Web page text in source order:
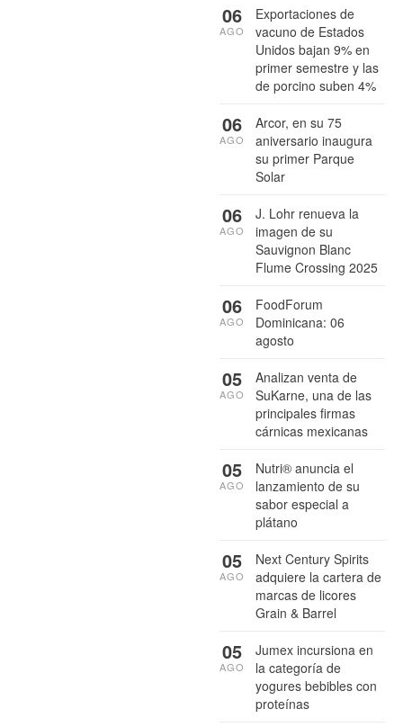
Exportaciones de
vacuno de Estados
Unidos bajan 9% en
primer semestre y las
de porcino suben 4%
06
AGO
Arcor, en su 75
aniversario inaugura
su primer Parque
Solar
06
AGO
J. Lohr renueva la
imagen de su
Sauvignon Blanc
Flume Crossing 2025
06
AGO
FoodForum
Dominicana: 06
agosto
06
AGO
Analizan venta de
SuKarne, una de las
principales firmas
cárnicas mexicanas
05
AGO
Nutri® anuncia el
lanzamiento de su
sabor especial a
plátano
05
AGO
Next Century Spirits
adquiere la cartera de
marcas de licores
Grain & Barrel
05
AGO
Jumex incursiona en
la categoría de
yogures bebibles con
proteínas
05
AGO